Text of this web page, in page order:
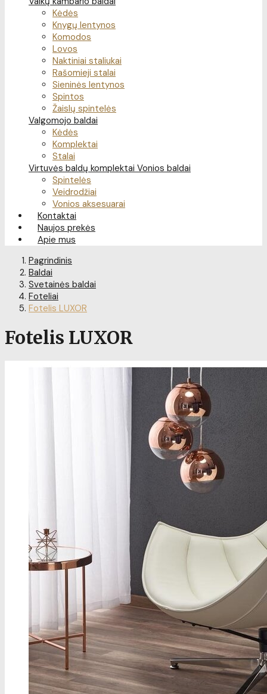
Kėdės
Knygų lentynos
Komodos
Lovos
Naktiniai staliukai
Rašomieji stalai
Sieninės lentynos
Spintos
Žaislų spintelės
Valgomojo baldai
Kėdės
Komplektai
Stalai
Virtuvės baldų komplektai Vonios baldai
Spintelės
Veidrodžiai
Vonios aksesuarai
Kontaktai
Naujos prekės
Apie mus
Pagrindinis
Baldai
Svetainės baldai
Foteliai
Fotelis LUXOR
Fotelis LUXOR